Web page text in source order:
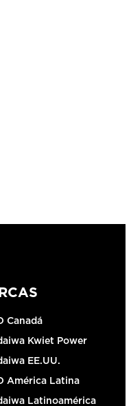
Canadá
Kwiet Power
EE.UU.
América Latina
Latinoamérica